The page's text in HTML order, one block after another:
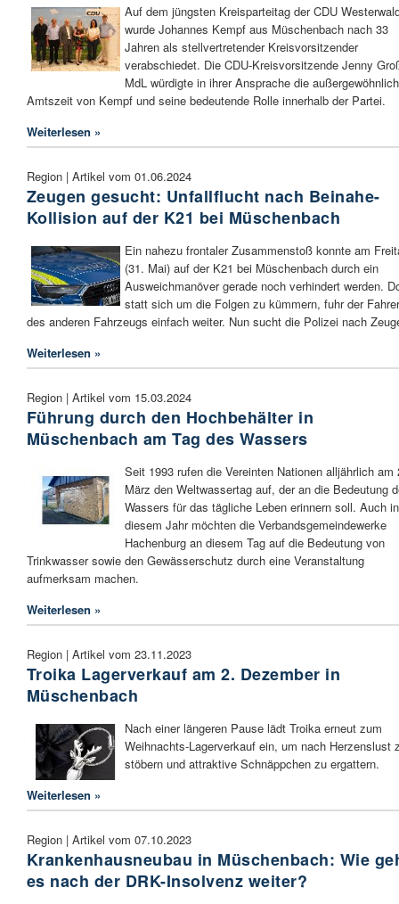
Auf dem jüngsten Kreisparteitag der CDU
wurde Johannes Kempf aus Müschenbach nach 33
Jahren als stellvertretender Kreisvorsitzender
verabschiedet. Die CDU-Kreisvorsitzende Jenny
MdL würdigte in ihrer Ansprache die
Amtszeit von Kempf und seine bedeutende Rolle innerhalb der Partei.
Weiterlesen »
Region | Artikel vom 01.06.2024
Zeugen gesucht: Unfallflucht nach Beinahe-
Kollision auf der K21 bei Müschenbach
Ein nahezu frontaler Zusammenstoß konnte am
(31. Mai) auf der K21 bei Müschenbach durch ein
Ausweichmanöver gerade noch verhindert werden.
statt sich um die Folgen zu kümmern, fuhr der Fahrer
des anderen Fahrzeugs einfach weiter. Nun sucht die Polizei nach
Weiterlesen »
Region | Artikel vom 15.03.2024
Führung durch den Hochbehälter in
Müschenbach am Tag des Wassers
Seit 1993 rufen die Vereinten Nationen alljährlich am
März den Weltwassertag auf, der an die Bedeutung
Wassers für das tägliche Leben erinnern soll. Auch in
diesem Jahr möchten die Verbandsgemeindewerke
Hachenburg an diesem Tag auf die Bedeutung von
Trinkwasser sowie den Gewässerschutz durch eine Veranstaltung
aufmerksam machen.
Weiterlesen »
Region | Artikel vom 23.11.2023
Troika Lagerverkauf am 2. Dezember in
Müschenbach
Nach einer längeren Pause lädt Troika erneut zum
Weihnachts-Lagerverkauf ein, um nach Herzenslust
stöbern und attraktive Schnäppchen zu ergattern.
Weiterlesen »
Region | Artikel vom 07.10.2023
Krankenhausneubau in Müschenbach: Wie
es nach der DRK-Insolvenz weiter?